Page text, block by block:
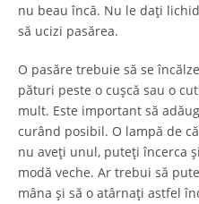
nu beau încă. Nu le dați
să ucizi pasărea.
O pasăre trebuie să se
pături peste o cușcă sau o
mult. Este important să
curând posibil. O lampă de
nu aveți unul, puteți încerca
modă veche. Ar trebui să
mâna și să o atârnați astfel